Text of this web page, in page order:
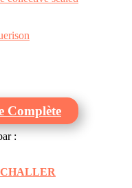
Complète
: